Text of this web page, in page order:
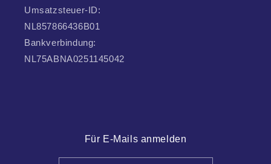
Umsatzsteuer-ID:
NL857866436B01
Bankverbindung:
NL75ABNA0251145042
Für E-Mails anmelden